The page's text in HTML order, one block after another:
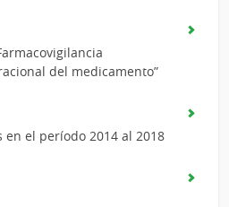
del medicamento”
en el período 2014 al 2018